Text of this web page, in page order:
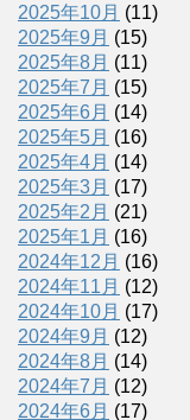
2025年10月 (11)
2025年9月 (15)
2025年8月 (11)
2025年7月 (15)
2025年6月 (14)
2025年5月 (16)
2025年4月 (14)
2025年3月 (17)
2025年2月 (21)
2025年1月 (16)
2024年12月 (16)
2024年11月 (12)
2024年10月 (17)
2024年9月 (12)
2024年8月 (14)
2024年7月 (12)
2024年6月 (17)